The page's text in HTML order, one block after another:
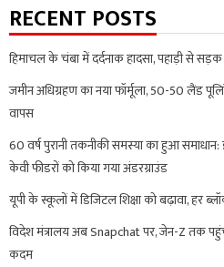
RECENT POSTS
हिमाचल के चंबा में दर्दनाक हादसा, पहाड़ी से
जमीन अधिग्रहण का नया फॉर्मूला, 50-50 लैंड
वापस
60 वर्ष पुरानी तकनीकी समस्या का हुआ
केवी फीडरों को किया गया अंडरग्राउंड
यूपी के स्कूलों में डिजिटल शिक्षा को बढ़ावा, हर
विदेश मंत्रालय अब Snapchat पर, जेन-Z तक
कदम